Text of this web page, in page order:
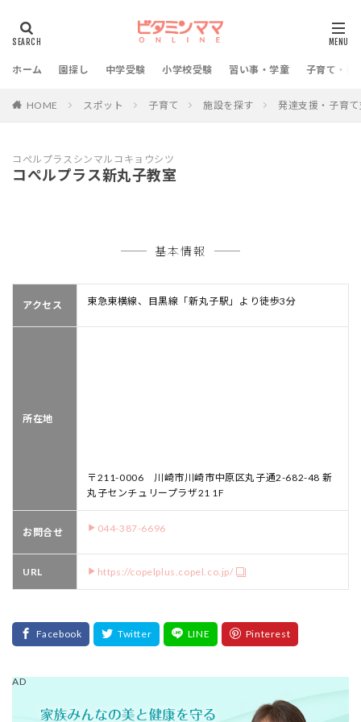
ホーム 園探し 中学受験 小学校受験 習い事・学童 子育て・教
HOME スポット 子育て 施設を探す 発達支援・子育
コぺルプラスシンマルコキョウシツ
コぺルプラス新丸子教室
基本情報
アクセス 東急東横線、目黒線「新丸子駅」より徒歩3分
所在地
〒211-0006 川崎市川崎市中原区丸子通2-682-48 新
丸子センチュリープラザ21 1F
お問合せ 044-387-6696
URL https://copelplus.copel.co.jp/
AD